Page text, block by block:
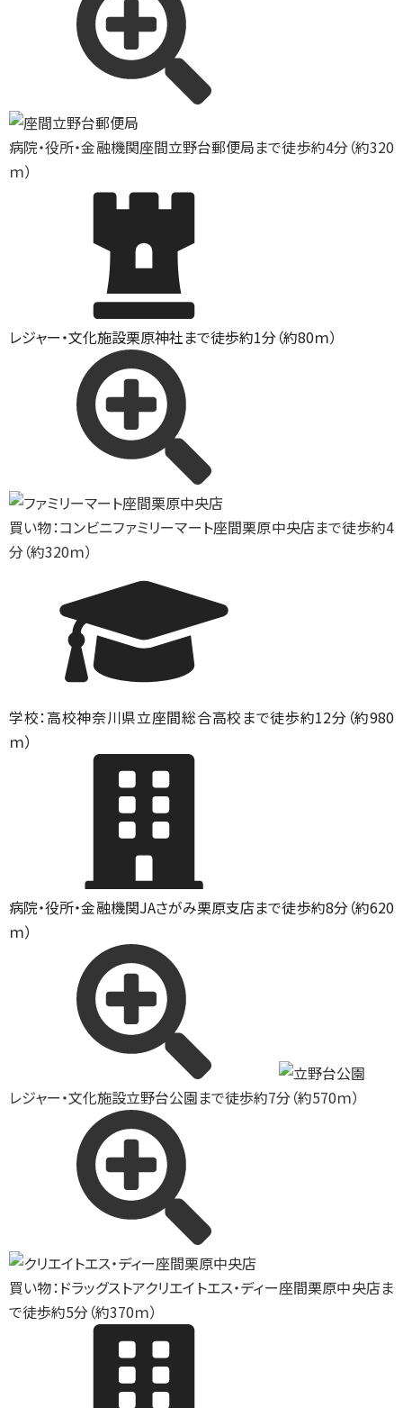
病院・役所・金融機関座間立野台郵便局まで徒歩約4分（約320
ｍ）
レジャー・文化施設栗原神社まで徒歩約1分（約80ｍ）
買い物：コンビニファミリーマート座間栗原中央店まで徒歩約4
分（約320ｍ）
学校：高校神奈川県立座間総合高校まで徒歩約12分（約980
ｍ）
病院・役所・金融機関JAさがみ栗原支店まで徒歩約8分（約620
ｍ）
レジャー・文化施設立野台公園まで徒歩約7分（約570ｍ）
買い物：ドラッグストアクリエイトエス・ディー座間栗原中央店ま
で徒歩約5分（約370ｍ）